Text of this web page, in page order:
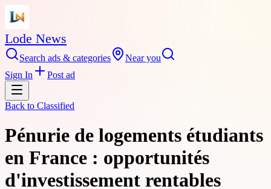
Lode News
Search ads & categories
Near you
Sign In
Post ad
Back to Classified
Pénurie de logements étudiants
en France : opportunités
d'investissement rentables